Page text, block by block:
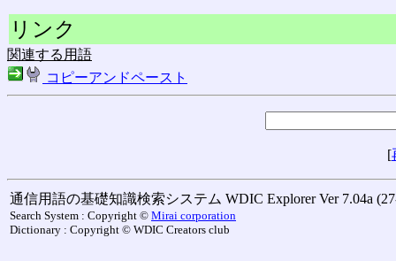
リンク
関連する用語
コピーアンドペースト
[
通信用語の基礎知識検索システム WDIC Explorer Ver 7.04a
Search System : Copyright © Mirai corporation
Dictionary : Copyright © WDIC Creators club